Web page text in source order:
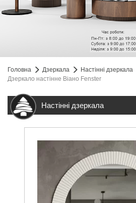
Головна Дзеркала
Настінні дзеркала
Дзеркало настінне Віано Fenster
Настінні дзеркала